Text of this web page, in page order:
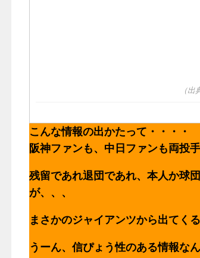
（出
こんな情報の出かたって・・・・
阪神ファンも、中日ファンも両投
残留であれ退団であれ、本人か球
が、、、
まさかのジャイアンツから出てく
うーん、信ぴょう性のある情報な